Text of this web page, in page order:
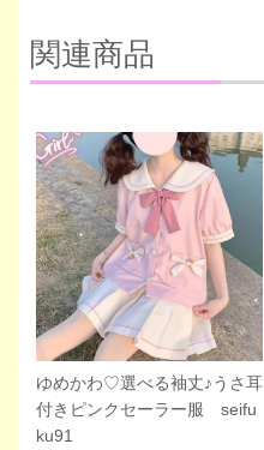
関連商品
ゆめかわ♡選べる袖丈♪うさ耳
付きピンクセーラー服 seifu
ku91